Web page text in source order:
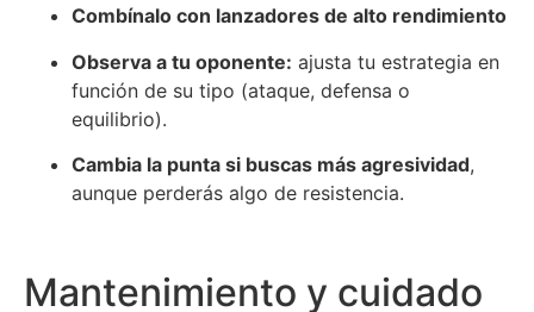
Combínalo con lanzadores de alto rendimiento
Observa a tu oponente: ajusta tu estrategia en
función de su tipo (ataque, defensa o
equilibrio).
Cambia la punta si buscas más agresividad,
aunque perderás algo de resistencia.
Mantenimiento y cuidado